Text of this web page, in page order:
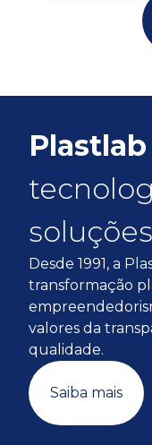
Plastlab
Desde 1991, a
transformação
valores da
qualidade.
Saiba mais